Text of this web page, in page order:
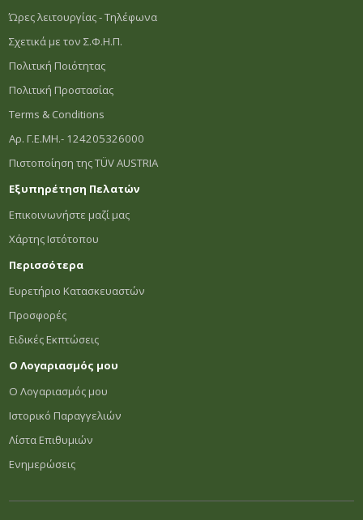
Ώρες λειτουργίας - Τηλέφωνα
Σχετικά με τον Σ.Φ.Η.Π.
Πολιτική Ποιότητας
Πολιτική Προστασίας
Terms & Conditions
Αρ. Γ.Ε.ΜΗ.- 124205326000
Πιστοποίηση της TÜV AUSTRIA
Εξυπηρέτηση Πελατών
Επικοινωνήστε μαζί μας
Χάρτης Ιστότοπου
Περισσότερα
Ευρετήριο Κατασκευαστών
Προσφορές
Ειδικές Εκπτώσεις
Ο Λογαριασμός μου
Ο Λογαριασμός μου
Ιστορικό Παραγγελιών
Λίστα Επιθυμιών
Ενημερώσεις